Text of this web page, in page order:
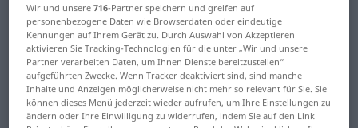
Deutsch-Französisch Übersetzung
für "Elektromagnet"
"Elektromagnet" Französisch
Wir und unsere716-Partner speichern und greifen auf
personenbezogene Daten wie Browserdaten oder eindeutige
Kennungen auf Ihrem Gerät zu. Durch Auswahl von Akzeptieren
aktivieren Sie Tracking-Technologien für die unter „Wir und unsere
Partner verarbeiten Daten, um Ihnen Dienste bereitzustellen“
aufgeführten Zwecke. Wenn Tracker deaktiviert sind, sind manche
Inhalte und Anzeigen möglicherweise nicht mehr so relevant für Sie. Sie
können dieses Menü jederzeit wieder aufrufen, um Ihre Einstellungen zu
ändern oder Ihre Einwilligung zu widerrufen, indem Sie auf den Link